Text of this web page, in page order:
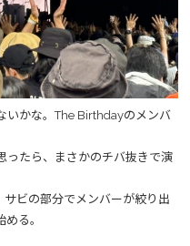
いかな。The Birthdayのメンバ
ったら、まさかのチバ抜きで演
サビの部分でメンバーが絞り出
る。